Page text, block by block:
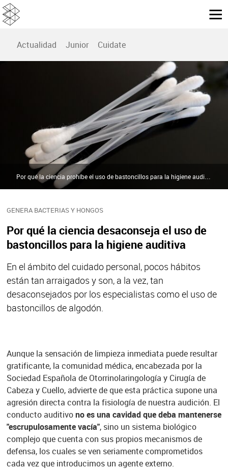
Actualidad Junior Cuidate
GENERA BACTERIAS Y HONGOS
Por qué la ciencia desaconseja el uso de
bastoncillos para la higiene auditiva
En el ámbito del cuidado personal, pocos hábitos
están tan arraigados y son, a la vez, tan
desaconsejados por los especialistas como el uso de
bastoncillos de algodón.
Por qué la ciencia prohíbe el uso de bastoncillos para la higiene auditiva | Pixabay
Aunque la sensación de limpieza inmediata puede resultar
gratificante, la comunidad médica, encabezada por la
Sociedad Española de Otorrinolaringología y Cirugía de
Cabeza y Cuello, advierte de que esta práctica supone una
agresión directa contra la fisiología de nuestra audición. El
conducto auditivono es una cavidad que deba mantenerse
"escrupulosamente vacía", sino un sistema biológico
complejo que cuenta con sus propios mecanismos de
defensa, los cuales se ven seriamente comprometidos
cada vez que introducimos un agente externo.